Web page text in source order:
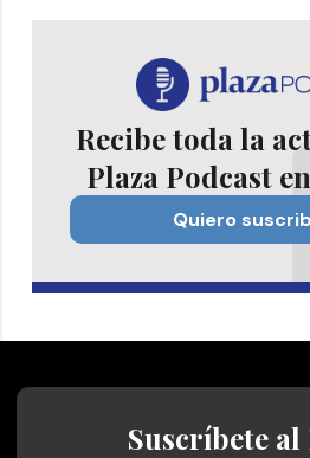
Recibe toda la
Plaza Podcast
Quiero
Suscríbete